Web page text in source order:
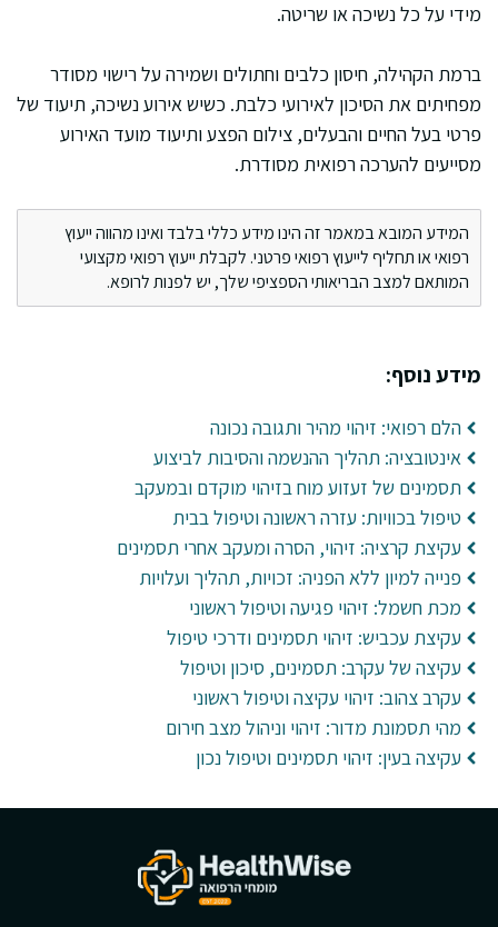
מידי על כל נשיכה או שריטה.
ברמת הקהילה, חיסון כלבים וחתולים ושמירה על רישוי מסודר
מפחיתים את הסיכון לאירועי כלבת. כשיש אירוע נשיכה, תיעוד של
פרטי בעל החיים והבעלים, צילום הפצע ותיעוד מועד האירוע
מסייעים להערכה רפואית מסודרת.
המידע המובא במאמר זה הינו מידע כללי בלבד ואינו מהווה ייעוץ
רפואי או תחליף לייעוץ רפואי פרטני. לקבלת ייעוץ רפואי מקצועי
המותאם למצב הבריאותי הספציפי שלך, יש לפנות לרופא.
מידע נוסף:
הלם רפואי: זיהוי מהיר ותגובה נכונה
אינטובציה: תהליך ההנשמה והסיבות לביצוע
תסמינים של זעזוע מוח בזיהוי מוקדם ובמעקב
טיפול בכוויות: עזרה ראשונה וטיפול בבית
עקיצת קרציה: זיהוי, הסרה ומעקב אחרי תסמינים
פנייה למיון ללא הפניה: זכויות, תהליך ועלויות
מכת חשמל: זיהוי פגיעה וטיפול ראשוני
עקיצת עכביש: זיהוי תסמינים ודרכי טיפול
עקיצה של עקרב: תסמינים, סיכון וטיפול
עקרב צהוב: זיהוי עקיצה וטיפול ראשוני
מהי תסמונת מדור: זיהוי וניהול מצב חירום
עקיצה בעין: זיהוי תסמינים וטיפול נכון